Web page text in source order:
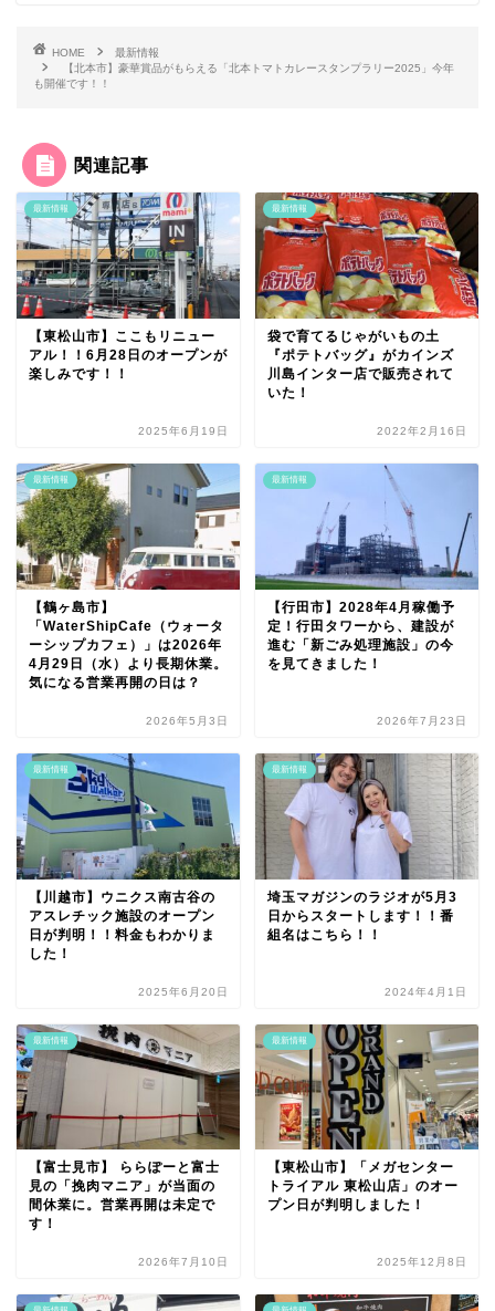
HOME
最新情報
【北本市】豪華賞品がもらえる「北本トマトカレースタンプラリー2025」今年
も開催です！！
関連記事
最新情報
【東松山市】ここもリニュー
アル！！6月28日のオープンが
楽しみです！！
2025年6月19日
最新情報
袋で育てるじゃがいもの土
『ポテトバッグ』がカインズ
川島インター店で販売されて
いた！
2022年2月16日
最新情報
【鶴ヶ島市】
「WaterShipCafe（ウォータ
ーシップカフェ）」は2026年
4月29日（水）より長期休業。
気になる営業再開の日は？
2026年5月3日
最新情報
【行田市】2028年4月稼働予
定！行田タワーから、建設が
進む「新ごみ処理施設」の今
を見てきました！
2026年7月23日
最新情報
【川越市】ウニクス南古谷の
アスレチック施設のオープン
日が判明！！料金もわかりま
した！
2025年6月20日
最新情報
埼玉マガジンのラジオが5月3
日からスタートします！！番
組名はこちら！！
2024年4月1日
最新情報
【富士見市】 ららぽーと富士
見の「挽肉マニア」が当面の
間休業に。営業再開は未定で
す！
2026年7月10日
最新情報
【東松山市】「メガセンター
トライアル 東松山店」のオー
プン日が判明しました！
2025年12月8日